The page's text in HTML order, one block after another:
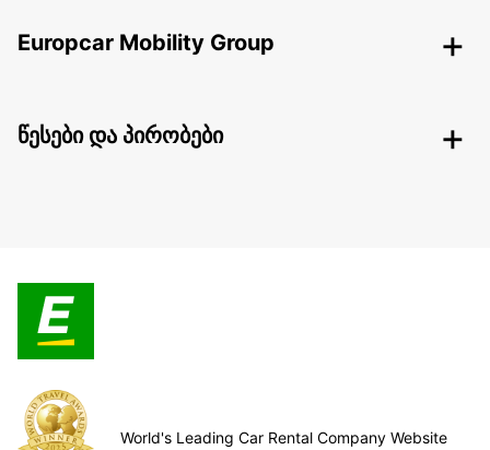
Europcar Mobility Group
წესები და პირობები
World's Leading Car Rental Company Website